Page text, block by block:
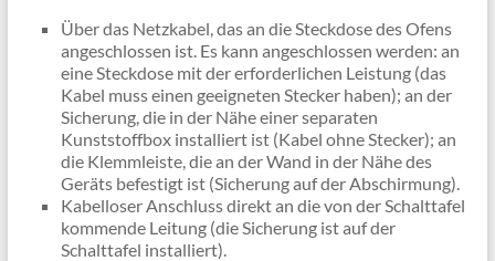
Über das Netzkabel, das an die Steckdose des Ofens
angeschlossen ist. Es kann angeschlossen werden: an
eine Steckdose mit der erforderlichen Leistung (das
Kabel muss einen geeigneten Stecker haben); an der
Sicherung, die in der Nähe einer separaten
Kunststoffbox installiert ist (Kabel ohne Stecker); an
die Klemmleiste, die an der Wand in der Nähe des
Geräts befestigt ist (Sicherung auf der Abschirmung).
Kabelloser Anschluss direkt an die von der Schalttafel
kommende Leitung (die Sicherung ist auf der
Schalttafel installiert).